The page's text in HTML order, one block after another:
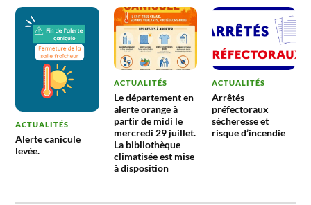
!
ACTUALITÉS
Alerte canicule
levée.
ACTUALITÉS
Le département en
alerte orange à
partir de midi le
mercredi 29 juillet.
La bibliothèque
climatisée est mise
à disposition
ACTUALITÉS
Arrêtés
préfectoraux
sécheresse et
risque d’incendie